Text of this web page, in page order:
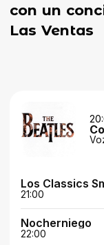
con un
Las Ventas